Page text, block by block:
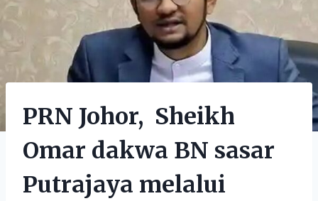
PRN Johor, Sheikh
Omar dakwa BN sasar
Putrajaya melalui